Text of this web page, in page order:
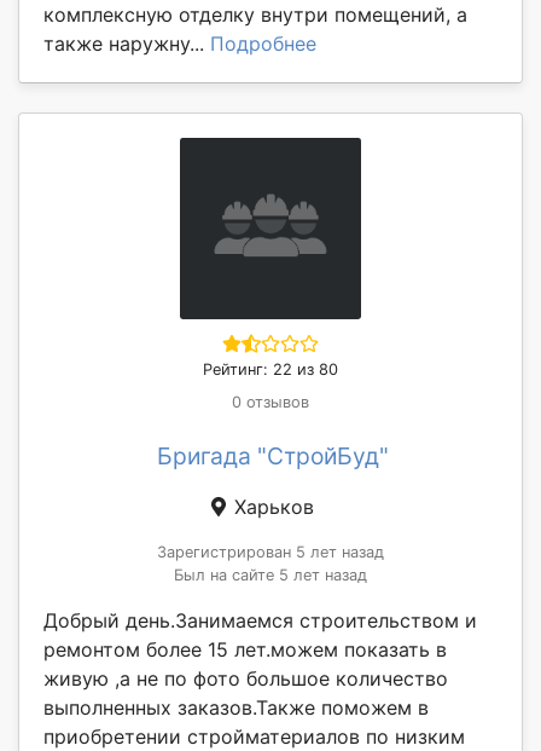
комплексную отделку внутри помещений, а
также наружну... Подробнее
Рейтинг: 22 из 80
0 отзывов
Бригада "СтройБуд"
Харьков
Зарегистрирован 5 лет назад
Был на сайте 5 лет назад
Добрый день.Занимаемся строительством и
ремонтом более 15 лет.можем показать в
живую ,а не по фото большое количество
выполненных заказов.Также поможем в
приобретении стройматериалов по низким